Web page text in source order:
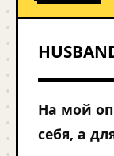
На мой
себя, а